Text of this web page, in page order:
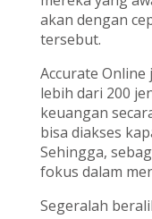
akan dengan
tersebut.
Accurate
lebih dari 200
keuangan
bisa diakses
Sehingga,
fokus dalam
Segeralah